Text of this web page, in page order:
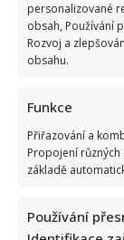
personalizované
obsah, Používání
Rozvoj a
obsahu.
Funkce
Přiřazování a
Propojení různých
základě
Používání